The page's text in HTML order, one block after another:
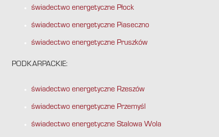
świadectwo energetyczne Płock
świadectwo energetyczne Piaseczno
świadectwo energetyczne Pruszków
PODKARPACKIE:
świadectwo energetyczne Rzeszów
świadectwo energetyczne Przemyśl
świadectwo energetyczne Stalowa Wola